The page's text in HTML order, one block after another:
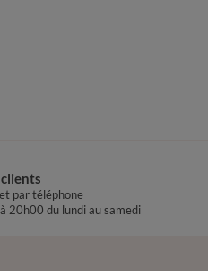
par téléphone
20h00 du lundi au samedi